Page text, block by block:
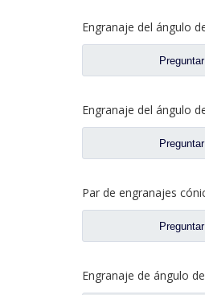
Preguntar
Preguntar
Preguntar